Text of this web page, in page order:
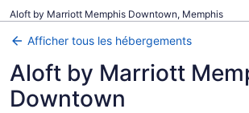
Aloft by Marriott Memphis Downtown, Memphis
Afficher tous les hébergements
Aloft by Marriott
Downtown